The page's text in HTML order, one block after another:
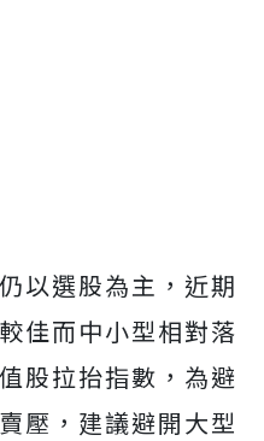
以選股為主，近期
佳而中小型相對落
股拉抬指數，為避
壓，建議避開大型